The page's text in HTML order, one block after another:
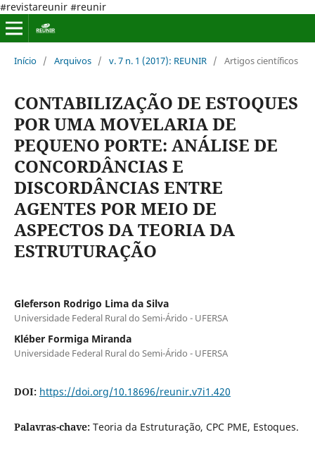
#revistareunir #reunir
Início / Arquivos / v. 7 n. 1 (2017): REUNIR / Artigos científicos
CONTABILIZAÇÃO DE ESTOQUES
POR UMA MOVELARIA DE
PEQUENO PORTE: ANÁLISE DE
CONCORDÂNCIAS E
DISCORDÂNCIAS ENTRE
AGENTES POR MEIO DE
ASPECTOS DA TEORIA DA
ESTRUTURAÇÃO
Gleferson Rodrigo Lima da Silva
Universidade Federal Rural do Semi-Árido - UFERSA
Kléber Formiga Miranda
Universidade Federal Rural do Semi-Árido - UFERSA
DOI: https://doi.org/10.18696/reunir.v7i1.420
Palavras-chave: Teoria da Estruturação, CPC PME, Estoques.